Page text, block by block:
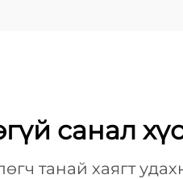
санал
танай хаягт